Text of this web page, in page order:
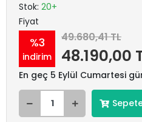
Stok: 20+
Fiyat
%3
indirim
49.680,41 TL
48.190,00
En geç 5 Eylül Cumartesi